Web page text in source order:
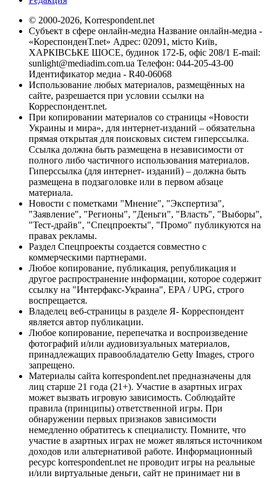
© 2000-2026, Korrespondent.net
Субъект в сфере онлайн-медиа Название онлайн-медиа -
«КореспонденТ.net» Адрес: 02091, місто Київ,
ХАРКІВСЬКЕ ШОСЕ, будинок 172-Б, офіс 208/1 E-mail:
sunlight@mediadim.com.ua Телефон: 044-205-43-00
Идентификатор медиа - R40-06068
Использование любых материалов, размещённых на
сайте, разрешается при условии ссылки на
Корреспондент.net.
При копировании материалов со страницы «Новости
Украины и мира», для интернет-изданий – обязательна
прямая открытая для поисковых систем гиперссылка.
Ссылка должна быть размещена в независимости от
полного либо частичного использования материалов.
Гиперссылка (для интернет- изданий) – должна быть
размещена в подзаголовке или в первом абзаце
материала.
Новости с пометками "Мнение", "Экспертиза",
"Заявление", "Регионы", "Деньги", "Власть", "Выборы",
"Тест-драйв", "Спецпроекты", "Промо" публикуются на
правах рекламы.
Раздел Спецпроекты создается совместно с
коммерческими партнерами.
Любое копирование, публикация, републикация и
другое распространение информации, которое содержит
ссылку на "Интерфакс-Украина", EPA / UPG, строго
воспрещается.
Владелец веб-страницы в разделе Я- Корреспондент
является автор публикации.
Любое копирование, перепечатка и воспроизведение
фотографий и/или аудиовизуальных материалов,
принадлежащих правообладателю Getty Images, строго
запрещено.
Материалы сайта korrespondent.net предназначены для
лиц старше 21 года (21+). Участие в азартных играх
может вызвать игровую зависимость. Соблюдайте
правила (принципы) ответственной игры. При
обнаружении первых признаков зависимости
немедленно обратитесь к специалисту. Помните, что
участие в азартных играх не может являться источником
доходов или альтернативой работе. Информационный
ресурс korrespondent.net не проводит игры на реальные
и/или виртуальные деньги, сайт не принимает ни в